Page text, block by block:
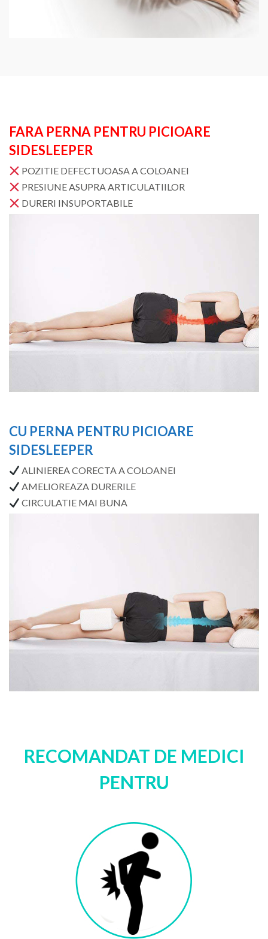
FARA PERNA PENTRU PICIOARE
SIDESLEEPER
POZITIE DEFECTUOASA A COLOANEI
PRESIUNE ASUPRA ARTICULATIILOR
DURERI INSUPORTABILE
CU PERNA PENTRU PICIOARE
SIDESLEEPER
ALINIEREA CORECTA A COLOANEI
AMELIOREAZA DURERILE
CIRCULATIE MAI BUNA
RECOMANDAT DE MEDICI
PENTRU